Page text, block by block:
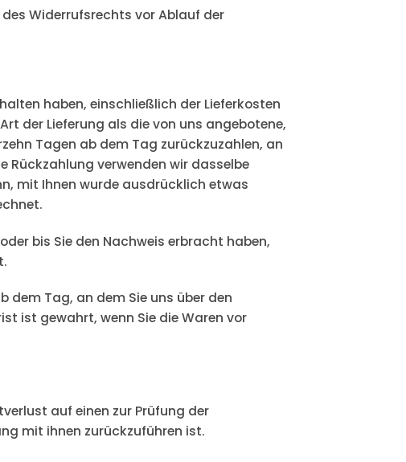
Widerrufsrechts vor Ablauf der
haben, einschließlich der Lieferkosten
der Lieferung als die von uns angebotene,
Tagen ab dem Tag zurückzuzahlen, an
Rückzahlung verwenden wir dasselbe
mit Ihnen wurde ausdrücklich etwas
bis Sie den Nachweis erbracht haben,
dem Tag, an dem Sie uns über den
ist gewahrt, wenn Sie die Waren vor
auf einen zur Prüfung der
mit ihnen zurückzuführen ist.